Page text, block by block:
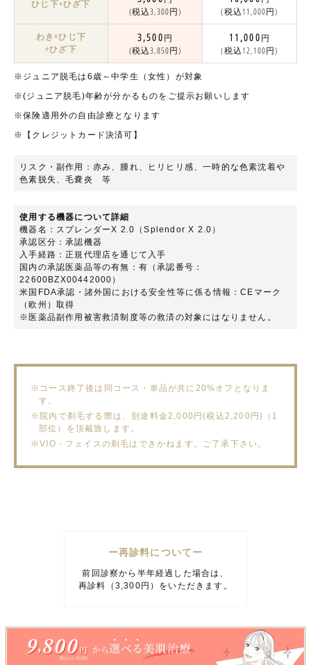
ひじ下+ひざ下
(税込3,300円)
(税込11,000円)
わき+ひじ下
+ひざ下
3,500円
(税込3,850円)
11,000円
(税込12,100円)
※ジュニア脱毛は6歳～中学生（女性）が対象
※(ジュニア脱毛)年齢が分かるものをご提示お願いします
※保険適用外の自由診療となります
※【クレジットカード決済可】
リスク・副作用：赤み、腫れ、ヒリヒリ感、一時的な色素沈着や
色素脱失、毛嚢炎 等
使用する機器について詳細
機器名：スプレンダーX 2.0（Splendor X 2.0）
承認区分：承認機器
入手経路：正規代理店を通じて入手
国内の承認医薬品等の有無：有（承認番号：
22600BZX00442000）
米国FDA承認・諸外国における安全性等に係る情報：CEマーク
（欧州）取得
※医薬品副作用被害救済制度等の救済の対象にはなりません。
※コース終了後は同コース・単品が共に20%オフとなりま
す。
※院内で剃毛する際は、別途料金2,000円(税込2,200円)（1
部位）を頂戴致します。
※VIO・ フェイスの剃毛はできかねます。ご了承下さい。
ー再診料についてー
前回診察から半年経過した場合は、
再診料（3,300円）をいただきます。